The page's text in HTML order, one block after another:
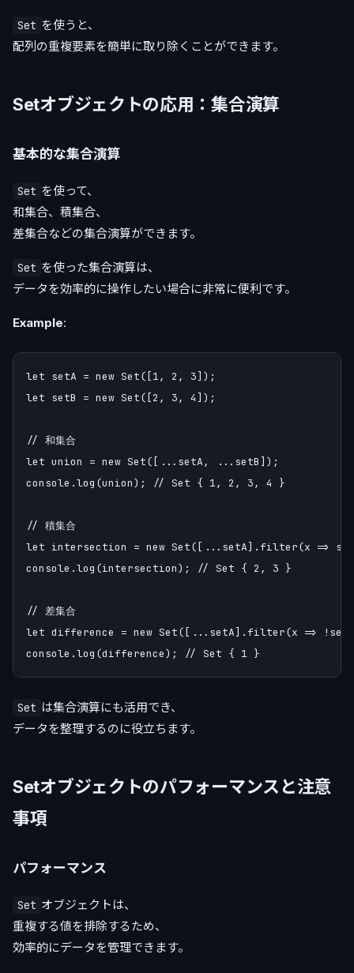
Set を使うと、
配列の重複要素を簡単に取り除くことができます。
Setオブジェクトの応用：集合演算
基本的な集合演算
Set を使って、
和集合、積集合、
差集合などの集合演算ができます。
Set を使った集合演算は、
データを効率的に操作したい場合に非常に便利です。
Example:
let setA = new Set([1, 2, 3]);
let setB = new Set([2, 3, 4]);
// 和集合
let union = new Set([...setA, ...setB]);
console.log(union); // Set { 1, 2, 3, 4 }
// 積集合
let intersection = new Set([...setA].filter(x =>
console.log(intersection); // Set { 2, 3 }
// 差集合
let difference = new Set([...setA].filter(x =>
Set は集合演算にも活用でき、
データを整理するのに役立ちます。
Setオブジェクトのパフォーマンスと注意
事項
パフォーマンス
Set オブジェクトは、
重複する値を排除するため、
効率的にデータを管理できます。